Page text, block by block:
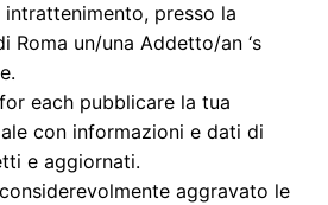
presso la
Roma un/una Addetto/an ‘s
each pubblicare la tua
con informazioni e dati di
e aggiornati.
aggravato le